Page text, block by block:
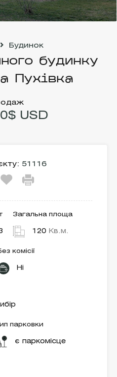
Будинок
будинку
Пухівка
USD
51116
Загальна площа
120 Кв.м.
комісії
Ні
парковки
є паркомісце